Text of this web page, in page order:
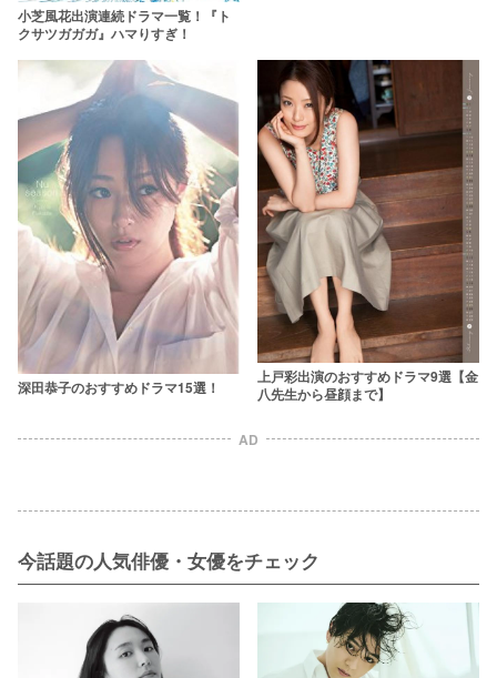
小芝風花出演連続ドラマ一覧！『ト
クサツガガガ』ハマりすぎ！
深田恭子のおすすめドラマ15選！
上戸彩出演のおすすめドラマ9選【金
八先生から昼顔まで】
AD
今話題の人気俳優・女優をチェック